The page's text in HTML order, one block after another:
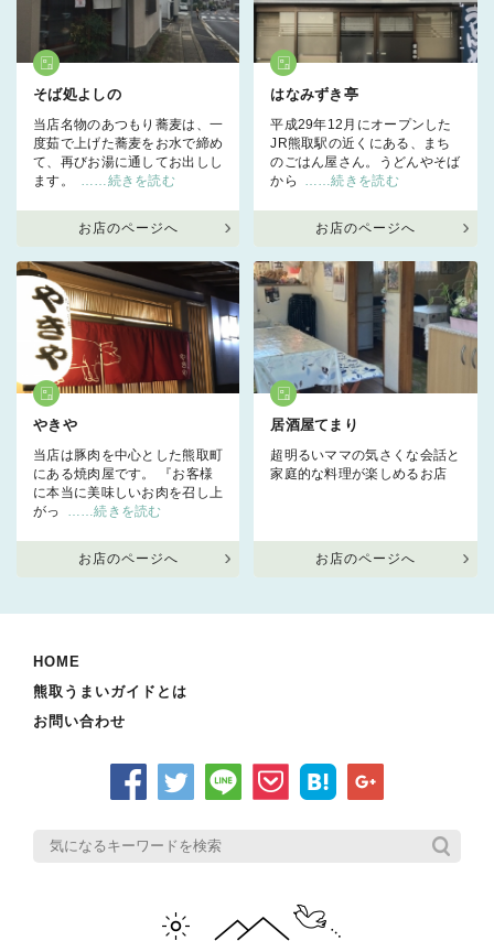
そば処よしの
当店名物のあつもり蕎麦は、一
度茹で上げた蕎麦をお水で締め
て、再びお湯に通してお出しし
ます。
……続きを読む
お店のページへ
はなみずき亭
平成29年12月にオープンした
JR熊取駅の近くにある、まち
のごはん屋さん。うどんやそば
から
……続きを読む
お店のページへ
やきや
当店は豚肉を中心とした熊取町
にある焼肉屋です。 『お客様
に本当に美味しいお肉を召し上
がっ
……続きを読む
お店のページへ
居酒屋てまり
超明るいママの気さくな会話と
家庭的な料理が楽しめるお店
お店のページへ
HOME
熊取うまいガイドとは
お問い合わせ